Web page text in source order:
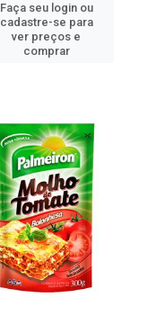
Faça seu login ou
cadastre-se para
ver preços e
comprar